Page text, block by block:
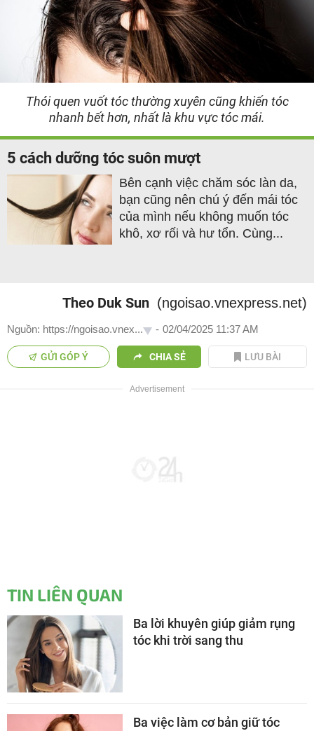
Thói quen vuốt tóc thường xuyên cũng khiến tóc
nhanh bết hơn, nhất là khu vực tóc mái.
5 cách dưỡng tóc suôn mượt
Bên cạnh việc chăm sóc làn da,
bạn cũng nên chú ý đến mái tóc
của mình nếu không muốn tóc
khô, xơ rối và hư tổn. Cùng...
Theo Duk Sun (ngoisao.vnexpress.net)
Nguồn: https://ngoisao.vnex... - 02/04/2025 11:37 AM
GỬI GÓP Ý CHIA SẺ LƯU BÀI
TIN LIÊN QUAN
Ba lời khuyên giúp giảm rụng
tóc khi trời sang thu
Ba việc làm cơ bản giữ tóc